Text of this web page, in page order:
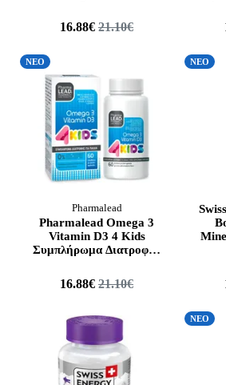
16.88€ 21.10€
ΝΕΟ
Pharmalead
Pharmalead Omega 3
Vitamin D3 4 Kids
Συμπλήρωμα Διατροφής
16.88€ 21.10€
ΝΕΟ
ΝΕΟ